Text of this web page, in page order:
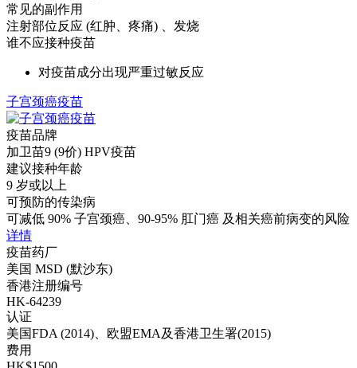
常见的副作用
注射部位反应 (红肿、疼痛) 、发烧
谁不应接种疫苗
对疫苗成分出现严重过敏反应
子宫颈癌疫苗
疫苗品牌
加卫苗9 (9价) HPV疫苗
建议接种年龄
9 岁或以上
可预防的传染病
可减低 90% 子宫颈癌、90-95% 肛门癌 及相关癌前病变的风险
详情
疫苗药厂
美国 MSD (默沙东)
香港注册编号
HK-64239
认证
美国FDA (2014)、欧盟EMA及香港卫生署(2015)
费用